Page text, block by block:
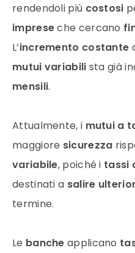
rendendoli più costosi
impreseche cercano
L’incremento costante
mutui variabili sta già
mensili.
Attualmente, i mutui a
maggiore sicurezza
variabile, poiché i tassi
destinati a salire
termine.
Le banche applicano